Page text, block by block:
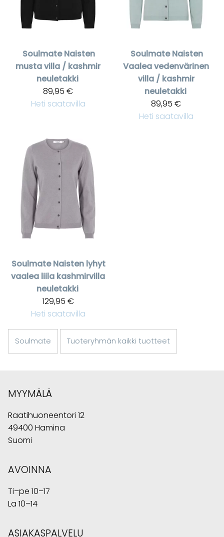
Soulmate Naisten
musta villa / kashmir
neuletakki
89,95 €
Heti saatavilla
Soulmate Naisten
Vaalea vedenvärinen
villa / kashmir
neuletakki
89,95 €
Heti saatavilla
Soulmate Naisten lyhyt
vaalea liila kashmirvilla
neuletakki
129,95 €
Heti saatavilla
Soulmate Tuoteryhmän kaikki tuotteet
MYYMÄLÄ
Raatihuoneentori 12
49400 Hamina
Suomi
AVOINNA
Ti–pe 10–17
La 10–14
ASIAKASPALVELU